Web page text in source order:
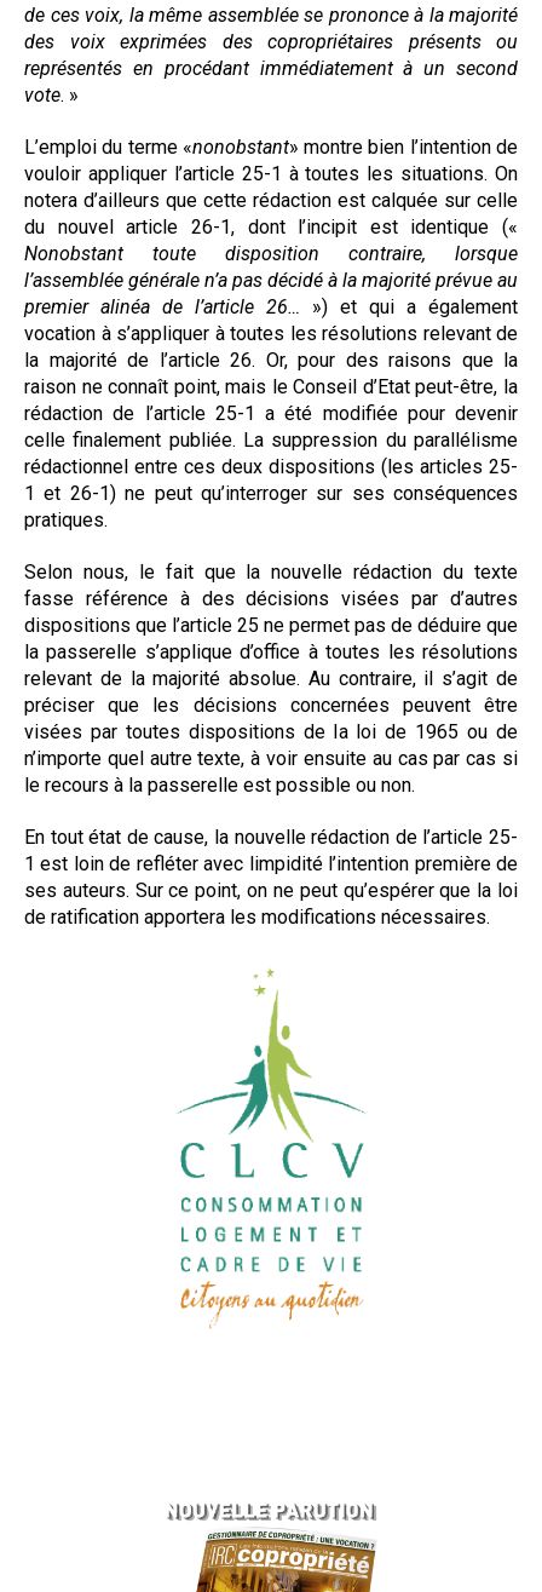
de ces voix, la même assemblée se prononce à la majorité
des voix exprimées des copropriétaires présents ou
représentés en procédant immédiatement à un second
vote. »
L’emploi du terme «nonobstant» montre bien l’intention de
vouloir appliquer l’article 25-1 à toutes les situations. On
notera d’ailleurs que cette rédaction est calquée sur celle
du nouvel article 26-1, dont l’incipit est identique («
Nonobstant toute disposition contraire, lorsque
l’assemblée générale n’a pas décidé à la majorité prévue au
premier alinéa de l’article 26…
») et qui a également
vocation à s’appliquer à toutes les résolutions relevant de
la majorité de l’article 26. Or, pour des raisons que la
raison ne connaît point, mais le Conseil d’Etat peut-être, la
rédaction de l’article 25-1 a été modifiée pour devenir
celle finalement publiée. La suppression du parallélisme
rédactionnel entre ces deux dispositions (les articles 25-
1 et 26-1) ne peut qu’interroger sur ses conséquences
pratiques.
Selon nous, le fait que la nouvelle rédaction du texte
fasse référence à des décisions visées par d’autres
dispositions que l’article 25 ne permet pas de déduire que
la passerelle s’applique d’office à toutes les résolutions
relevant de la majorité absolue. Au contraire, il s’agit de
préciser que les décisions concernées peuvent être
visées par toutes dispositions de la loi de 1965 ou de
n’importe quel autre texte, à voir ensuite au cas par cas si
le recours à la passerelle est possible ou non.
En tout état de cause, la nouvelle rédaction de l’article 25-
1 est loin de refléter avec limpidité l’intention première de
ses auteurs. Sur ce point, on ne peut qu’espérer que la loi
de ratification apportera les modifications nécessaires.